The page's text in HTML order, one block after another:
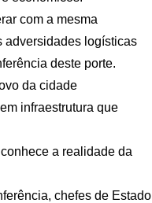
com a mesma
adversidades logísticas
deste porte.
da cidade
infraestrutura que
a realidade da
chefes de Estado